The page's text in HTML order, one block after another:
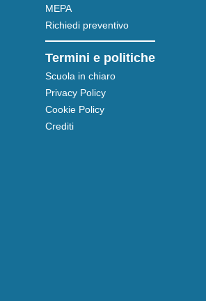
MEPA
Richiedi preventivo
Termini e politiche
Scuola in chiaro
Privacy Policy
Cookie Policy
Crediti